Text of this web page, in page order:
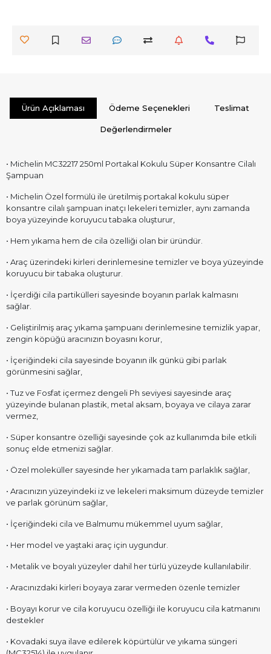
Ürün Açıklaması Ödeme Seçenekleri Teslimat
Değerlendirmeler
• Michelin MC32217 250ml Portakal Kokulu Süper Konsantre Cilalı
Şampuan
• Michelin Özel formülü ile üretilmiş portakal kokulu süper
konsantre cilalı şampuan inatçı lekeleri temizler, aynı zamanda
boya yüzeyinde koruyucu tabaka oluşturur,
• Hem yıkama hem de cila özelliği olan bir üründür.
• Araç üzerindeki kirleri derinlemesine temizler ve boya yüzeyinde
koruyucu bir tabaka oluşturur.
• İçerdiği cila partikülleri sayesinde boyanın parlak kalmasını
sağlar.
• Geliştirilmiş araç yıkama şampuanı derinlemesine temizlik yapar,
zengin köpüğü aracınızın boyasını korur,
• İçeriğindeki cila sayesinde boyanın ilk günkü gibi parlak
görünmesini sağlar,
• Tuz ve Fosfat içermez dengeli Ph seviyesi sayesinde araç
yüzeyinde bulanan plastik, metal aksam, boyaya ve cilaya zarar
vermez,
• Süper konsantre özelliği sayesinde çok az kullanımda bile etkili
sonuç elde etmenizi sağlar.
• Özel moleküller sayesinde her yıkamada tam parlaklık sağlar,
• Aracınızın yüzeyindeki iz ve lekeleri maksimum düzeyde temizler
ve parlak görünüm sağlar,
• İçeriğindeki cila ve Balmumu mükemmel uyum sağlar,
• Her model ve yaştaki araç için uygundur.
• Metalik ve boyalı yüzeyler dahil her türlü yüzeyde kullanılabilir.
• Aracınızdaki kirleri boyaya zarar vermeden özenle temizler
• Boyayı korur ve cila koruyucu özelliği ile koruyucu cila katmanını
destekler
• Kovadaki suya ilave edilerek köpürtülür ve yıkama süngeri